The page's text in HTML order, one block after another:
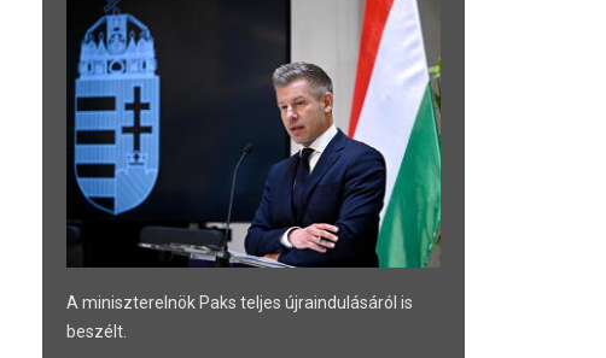
A miniszterelnök Paks teljes újraindulásáról is
beszélt.